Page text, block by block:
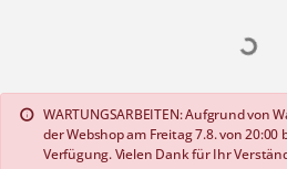
info WARTUNGSARBEITEN: Aufgrund von
der Webshop am Freitag 7.8. von
Verfügung. Vielen Dank für Ihr